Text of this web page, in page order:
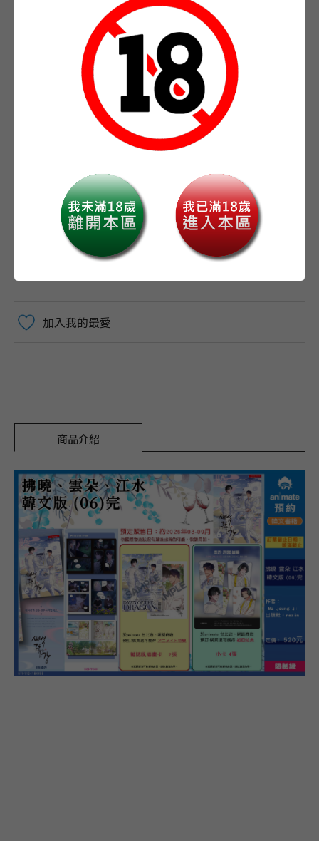
※預購商品僅為確保商品，不保證出版當天立即取得，不
耐久候建議至門市購買現貨。
※依國際物流狀況有延後出貨的可能，敬請見諒。
※特別版紙盒屬於包裝資材，若因運送過程有所損傷，恕
無法接受退貨更換。
※台灣animate網路商店保留變更、修改或終止本服務及約
定條款之權利，若有異動，修改後的服務內容及約定條款
將公佈在本網站上，不另外個別通知。
+
加入購物車
加入我的最愛
商品介紹